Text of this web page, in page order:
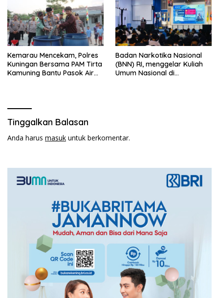
Kemarau Mencekam, Polres
Kuningan Bersama PAM Tirta
Kamuning Bantu Pasok Air
Badan Narkotika Nasional
(BNN) RI, menggelar Kuliah
Umum Nasional di
Tinggalkan Balasan
Anda harus masuk untuk berkomentar.